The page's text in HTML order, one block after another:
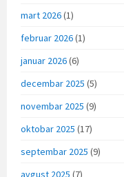
mart 2026(1)
februar 2026(1)
januar 2026(6)
decembar 2025 (5)
novembar 2025 (9)
oktobar 2025 (17)
septembar 2025 (9)
avgust 2025 (7)